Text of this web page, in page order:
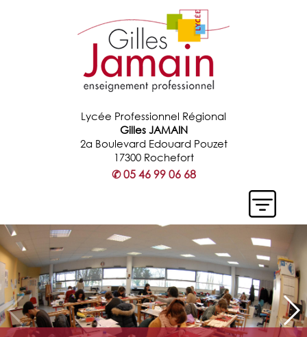
Lycée Professionnel Régional
Gilles JAMAIN
2a Boulevard Edouard Pouzet
17300 Rochefort
✆05 46 99 06 68